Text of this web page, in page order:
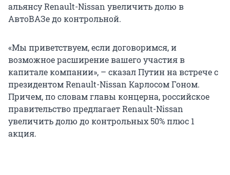
альянсу Renault-Nissan увеличить долю в
АвтоВАЗе до контрольной.
«Мы приветствуем, если договоримся, и
возможное расширение вашего участия в
капитале компании», – сказал Путин на встрече с
президентом Renault-Nissan Карлосом Гоном.
Причем, по словам главы концерна, российское
правительство предлагает Renault-Nissan
увеличить долю до контрольных 50% плюс 1
акция.